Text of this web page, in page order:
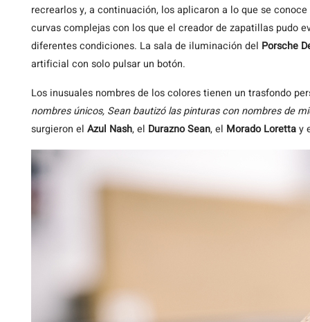
recrearlos y, a continuación, los aplicaron a lo que se
curvas complejas con los que el creador de zapatillas pudo
diferentes condiciones. La sala de iluminación del Porsche
artificial con solo pulsar un botón.
Los inusuales nombres de los colores tienen un trasfondo
nombres únicos, Sean bautizó las pinturas con nombres de
surgieron el Azul Nash, el Durazno Sean, el Morado Lorettay